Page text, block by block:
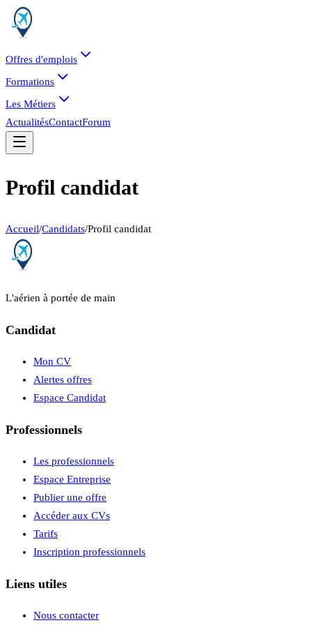
Offres d'emplois
Formations
Les Métiers
ActualitésContactForum
Profil candidat
Accueil/Candidats/Profil candidat
L'aérien à portée de main
Candidat
Mon CV
Alertes offres
Espace Candidat
Professionnels
Les professionnels
Espace Entreprise
Publier une offre
Accéder aux CVs
Tarifs
Inscription professionnels
Liens utiles
Nous contacter